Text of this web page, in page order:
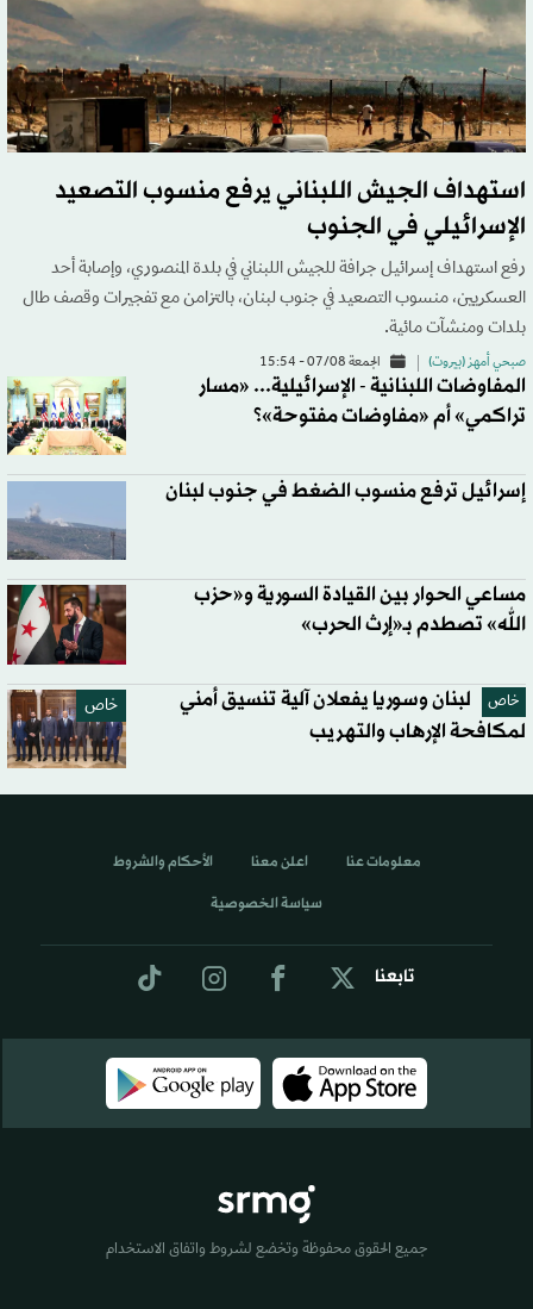
استهداف الجيش اللبناني يرفع منسوب التصعيد
الإسرائيلي في الجنوب
رفع استهداف إسرائيل جرافة للجيش اللبناني في بلدة المنصوري، وإصابة أحد
العسكريين، منسوب التصعيد في جنوب لبنان، بالتزامن مع تفجيرات وقصف طال
بلدات ومنشآت مائية.
صبحي أمهز (بيروت) الجمعة 07/08 - 15:54
المفاوضات اللبنانية - الإسرائيلية... «مسار
تراكمي» أم «مفاوضات مفتوحة»؟
إسرائيل ترفع منسوب الضغط في جنوب لبنان
مساعي الحوار بين القيادة السورية و«حزب
الله» تصطدم بـ«إرث الحرب»
خاص خاص
لبنان وسوريا يفعلان آلية تنسيق أمني
لمكافحة الإرهاب والتهريب
تابعنا
معلومات عنا اعلن معنا الأحكام والشروط
سياسة الخصوصية
جميع الحقوق محفوظة وتخضع لشروط واتفاق الاستخدام